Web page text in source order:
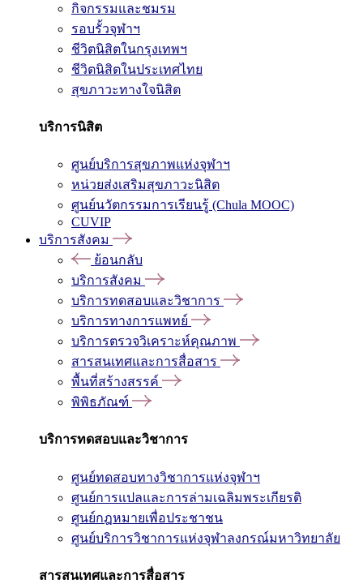
กิจกรรมและชมรม
รอบรั้วจุฬาฯ
ชีวิตนิสิตในกรุงเทพฯ
ชีวิตนิสิตในประเทศไทย
สุขภาวะทางใจนิสิต
บริการนิสิต
ศูนย์บริการสุขภาพแห่งจุฬาฯ
หน่วยส่งเสริมสุขภาวะนิสิต
ศูนย์นวัตกรรมการเรียนรู้ (Chula MOOC)
CUVIP
บริการสังคม
ย้อนกลับ
บริการสังคม
บริการทดสอบและวิชาการ
บริการทางการแพทย์
บริการตรวจวิเคราะห์คุณภาพ
สารสนเทศและการสื่อสาร
พื้นที่สร้างสรรค์
พิพิธภัณฑ์
บริการทดสอบและวิชาการ
ศูนย์ทดสอบทางวิชาการแห่งจุฬาฯ
ศูนย์การแปลและการล่ามเฉลิมพระเกียรติ
ศูนย์กฎหมายเพื่อประชาชน
ศูนย์บริการวิชาการแห่งจุฬาลงกรณ์มหาวิทยาลัย
สารสนเทศและการสื่อสาร